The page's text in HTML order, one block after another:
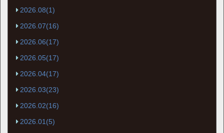
2026.08(1)
2026.07(16)
2026.06(17)
2026.05(17)
2026.04(17)
2026.03(23)
2026.02(16)
2026.01(5)